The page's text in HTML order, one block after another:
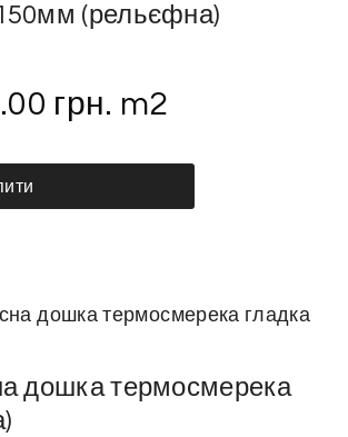
(рельєфна)
грн. m2
дошка термосмерека